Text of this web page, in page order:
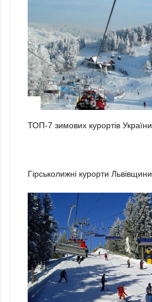
ТОП-7 зимових курортів України
Гірськолижні курорти Львівщини